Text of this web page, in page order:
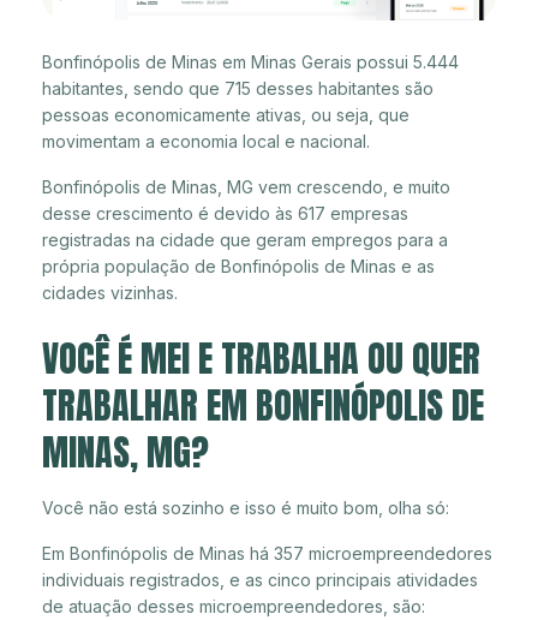
Bonfinópolis de Minas em Minas Gerais possui 5.444
habitantes, sendo que 715 desses habitantes são
pessoas economicamente ativas, ou seja, que
movimentam a economia local e nacional.
Bonfinópolis de Minas, MG vem crescendo, e muito
desse crescimento é devido às 617 empresas
registradas na cidade que geram empregos para a
própria população de Bonfinópolis de Minas e as
cidades vizinhas.
VOCÊ É MEI E TRABALHA OU QUER
TRABALHAR EM BONFINÓPOLIS DE
MINAS, MG?
Você não está sozinho e isso é muito bom, olha só:
Em Bonfinópolis de Minas há 357 microempreendedores
individuais registrados, e as cinco principais atividades
de atuação desses microempreendedores, são: